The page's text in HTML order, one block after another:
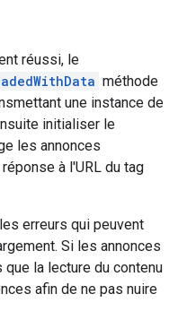
réussi, le
méthode
une instance de
initialiser le
les annonces
à l'URL du tag
erreurs qui peuvent
Si les annonces
la lecture du contenu
afin de ne pas nuire